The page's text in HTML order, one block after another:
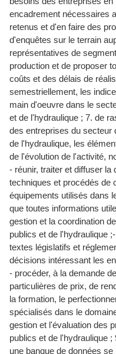
encadrement nécessaires
retenus et d'en faire des
d'enquêtes sur le terrain
représentatives de
production et de proposer
coûts et des délais de
semestriellement, les
main d'oeuvre dans le
et de l'hydraulique ; 7. de
des entreprises du secteur
de l'hydraulique, les
de l'évolution de l'activité,
- réunir, traiter et diffuser la
techniques et procédés de
équipements utilisés dans
que toutes informations
gestion et la coordination
publics et de l'hydraulique
textes législatifs et
décisions intéressant les
- procéder, à la demande
particulières de prix, de
la formation, le
spécialisés dans le
gestion et l'évaluation des
publics et de l'hydraulique
une banque de données